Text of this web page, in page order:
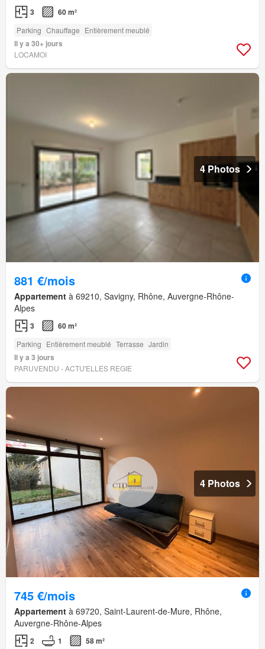
3 60 m²
Parking Chauffage Entièrement meublé
Il y a 30+ jours
LOCAMOI
4 Photos
881 €/mois
Appartement à 69210, Savigny, Rhône, Auvergne-Rhône-
Alpes
3 60 m²
Parking Entièrement meublé Terrasse Jardin
Il y a 3 jours
PARUVENDU - ACTU'ELLES REGIE
4 Photos
745 €/mois
Appartement à 69720, Saint-Laurent-de-Mure, Rhône,
Auvergne-Rhône-Alpes
2 1 58 m²